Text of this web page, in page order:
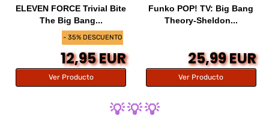
- 35% DESCUENTO
ELEVEN FORCE Trivial Bite
The Big Bang...
12,95 EUR
Ver Producto
Funko POP! TV: Big Bang
Theory-Sheldon...
25,99 EUR
Ver Producto
💡 💡 💡